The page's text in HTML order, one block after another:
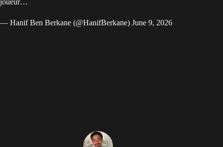
joueur…
— Hanif Ben Berkane (@HanifBerkane) June 9, 2026